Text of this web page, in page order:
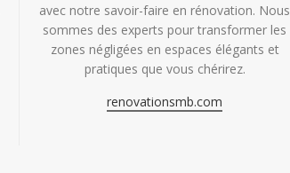
avec notre savoir-faire en rénovation. Nous
sommes des experts pour transformer les
zones négligées en espaces élégants et
pratiques que vous chérirez.
renovationsmb.com